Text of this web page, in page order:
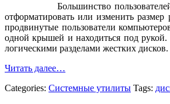
Большинство
отформатировать или изменить
продвинутые пользователи
одной крышей и находиться под
логическими разделами жестких дисков.
Читать далее…
Categories: Системные утилиты Tags: